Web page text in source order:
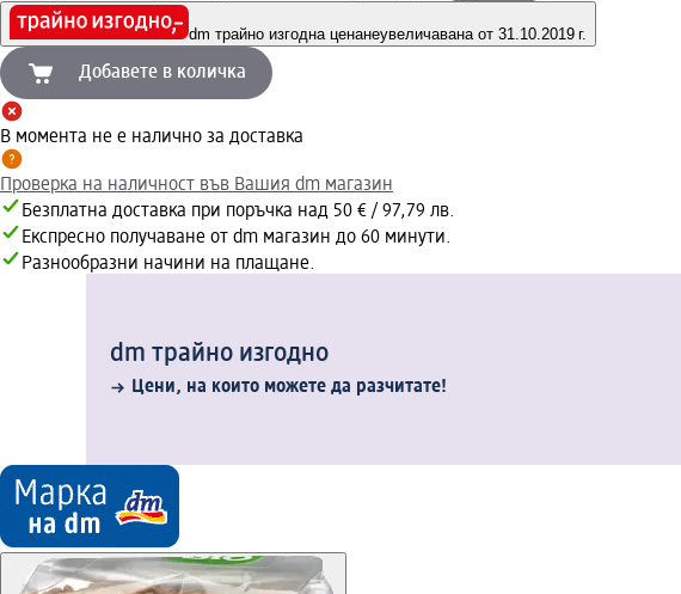
dm трайно изгодна ценанеувеличавана от 31.10.2019 г.
Добавете в количка
В момента не е налично за доставка
Проверка на наличност във Вашия dm магазин
Безплатна доставка при поръчка над 50 € / 97,79 лв.
Експресно получаване от dm магазин до 60 минути.
Разнообразни начини на плащане.
dm трайно изгодно
Цени, на които можете да разчитате!